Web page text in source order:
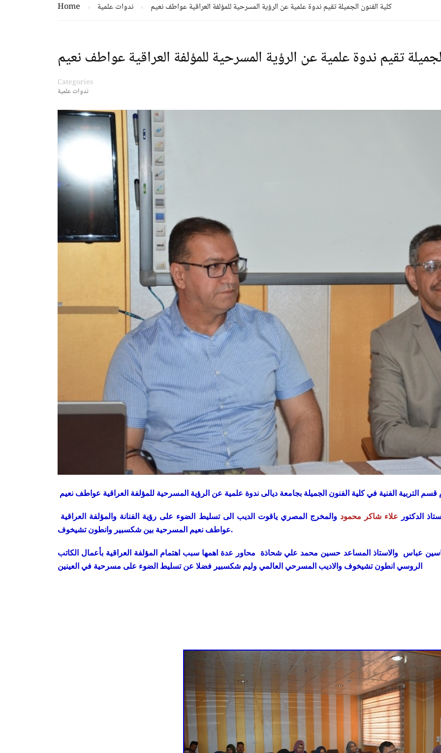
Home ندوات علمية كلية الفنون الجميلة تقيم ندوة علمية عن الرؤية المسرحية للمؤلفة العراقية عواطف نعيم
تقيم ندوة علمية عن الرؤية المسرحية للمؤلفة العراقية عواطف نعيم
Categories
ندوات علمية
قسم التربية الفنية في كلية الفنون الجميلة بجامعة ديالى ندوة علمية عن الرؤية المسرحية للمؤلفة العراقية عواطف نعيم
الدكتور علاء شاكر محمود والمخرج المصري ياقوت الديب الى تسليط الضوء على رؤية الفنانة والمؤلفة العراقية
عواطف نعيم المسرحية بين شكسبير وانطون تشيخوف.
عباس والاستاذ المساعد حسين محمد علي شحاذة محاور عدة اهمها سبب اهتمام المؤلفة العراقية بأعمال الكاتب